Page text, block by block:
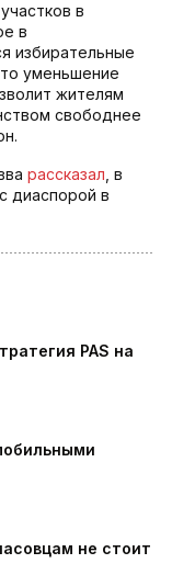
в
в
избирательные
уменьшение
жителям
свободнее
рассказал , в
диаспорой в
PAS на
не стоит